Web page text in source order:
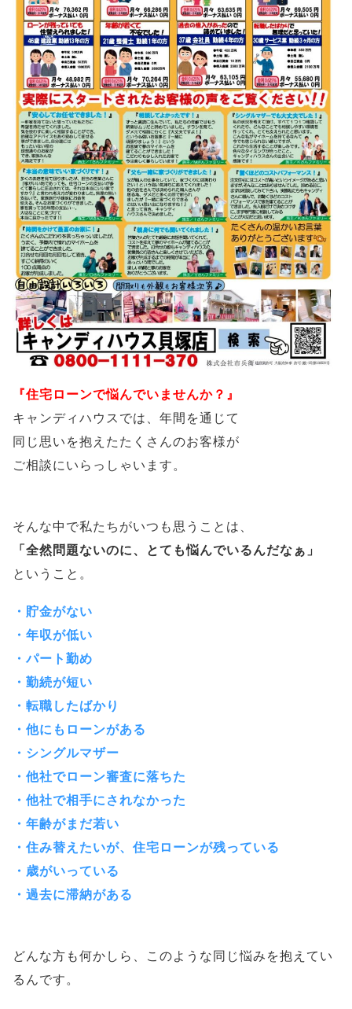
『住宅ローンで悩んでいませんか？』
キャンディハウスでは、年間を通じて
同じ思いを抱えたたくさんのお客様が
ご相談にいらっしゃいます。
そんな中で私たちがいつも思うことは、
「全然問題ないのに、とても悩んでいるんだなぁ」
ということ。
・貯金がない
・年収が低い
・パート勤め
・勤続が短い
・転職したばかり
・他にもローンがある
・シングルマザー
・他社でローン審査に落ちた
・他社で相手にされなかった
・年齢がまだ若い
・住み替えたいが、住宅ローンが残っている
・歳がいっている
・過去に滞納がある
どんな方も何かしら、このような同じ悩みを抱えてい
るんです。